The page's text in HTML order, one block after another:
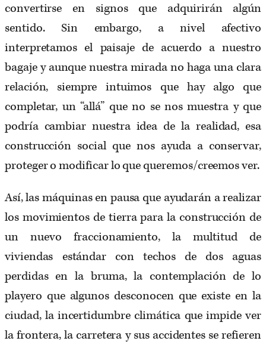
convertirse en signos que adquirirán algún
sentido. Sin embargo, a nivel afectivo
interpretamos el paisaje de acuerdo a nuestro
bagaje y aunque nuestra mirada no haga una clara
relación, siempre intuimos que hay algo que
completar, un “allá” que no se nos muestra y que
podría cambiar nuestra idea de la realidad, esa
construcción social que nos ayuda a conservar,
proteger o modificar lo que queremos/creemos ver.
Así, las máquinas en pausa que ayudarán a realizar
los movimientos de tierra para la construcción de
un nuevo fraccionamiento, la multitud de
viviendas estándar con techos de dos aguas
perdidas en la bruma, la contemplación de lo
playero que algunos desconocen que existe en la
ciudad, la incertidumbre climática que impide ver
la frontera, la carretera y sus accidentes se refieren